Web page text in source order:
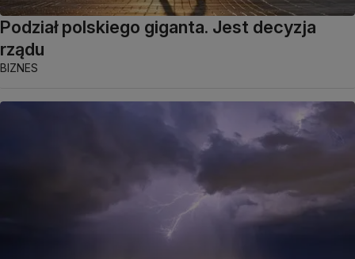
Podział polskiego giganta. Jest decyzja
rządu
BIZNES